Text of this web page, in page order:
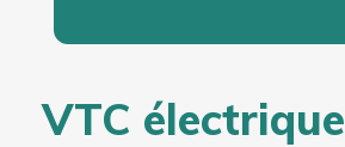
VTC électrique